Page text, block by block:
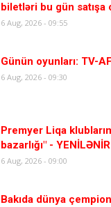
biletləri bu gün satışa
6 Aug, 2026 - 09:55
Günün oyunları: TV-
6 Aug, 2026 - 09:30
Premyer Liqa
bazarlığı" - YENİLƏNİR
6 Aug, 2026 - 09:00
Bakıda dünya